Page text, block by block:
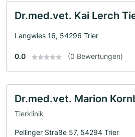
Dr.med.vet. Kai Lerch
Langwies 16, 54296 Trier
0.0 (0 Bewertungen)
Dr.med.vet. Marion
Tierklinik
Pellinger Straße 57, 54294 Trier